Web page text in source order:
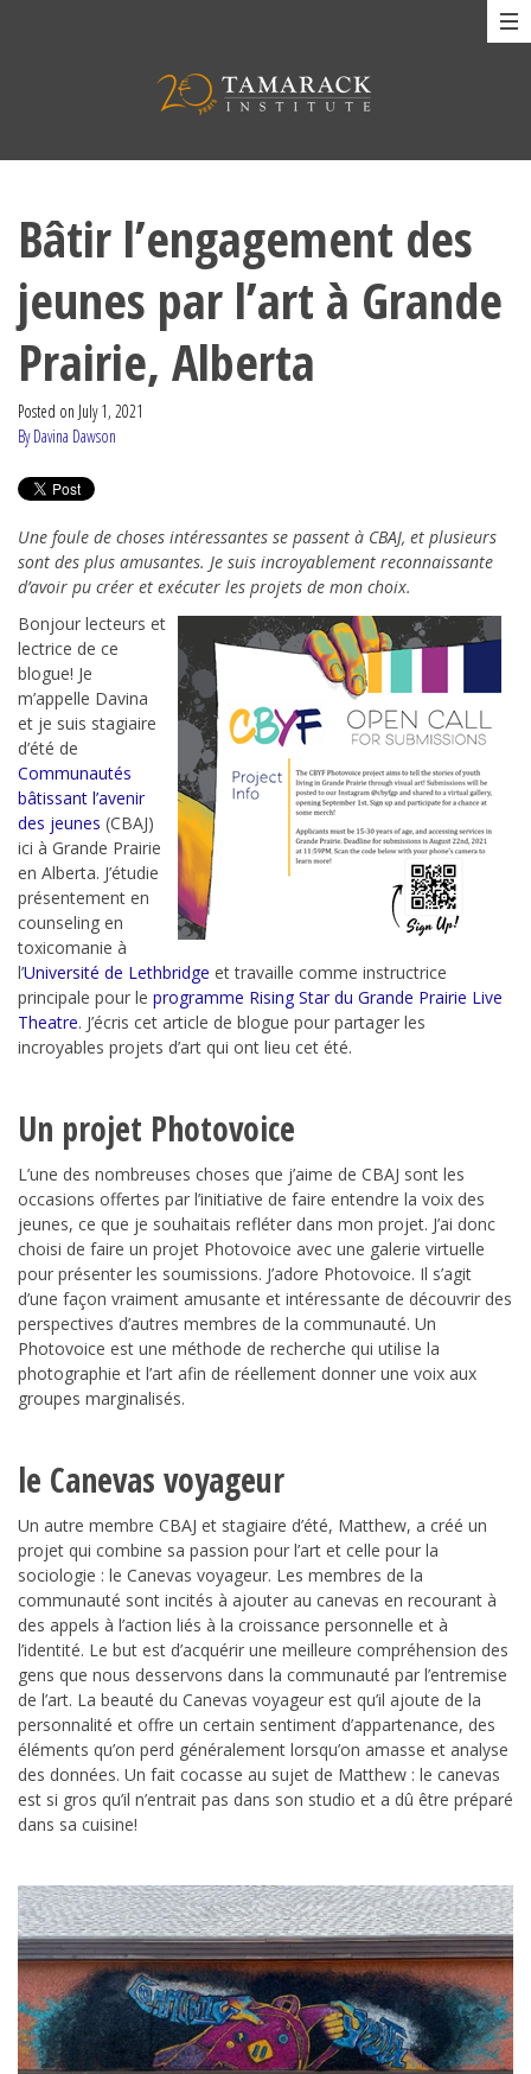
Bâtir l’engagement des
jeunes par l’art à Grande
Prairie, Alberta
Posted on July 1, 2021
By Davina Dawson
Une foule de choses intéressantes se passent à CBAJ, et plusieurs
sont des plus amusantes. Je suis incroyablement reconnaissante
d’avoir pu créer et exécuter les projets de mon choix.
Bonjour lecteurs et
lectrice de ce
blogue! Je
m’appelle Davina
et je suis stagiaire
d’été de
Communautés
bâtissant l’avenir
des jeunes (CBAJ)
ici à Grande Prairie
en Alberta. J’étudie
présentement en
counseling en
toxicomanie à
l’Université de Lethbridge et travaille comme instructrice
principale pour le programme Rising Star du Grande Prairie Live
Theatre. J’écris cet article de blogue pour partager les
incroyables projets d’art qui ont lieu cet été.
Un projet Photovoice
L’une des nombreuses choses que j’aime de CBAJ sont les
occasions offertes par l’initiative de faire entendre la voix des
jeunes, ce que je souhaitais refléter dans mon projet. J’ai donc
choisi de faire un projet Photovoice avec une galerie virtuelle
pour présenter les soumissions. J’adore Photovoice. Il s’agit
d’une façon vraiment amusante et intéressante de découvrir des
perspectives d’autres membres de la communauté. Un
Photovoice est une méthode de recherche qui utilise la
photographie et l’art afin de réellement donner une voix aux
groupes marginalisés.
le Canevas voyageur
Un autre membre CBAJ et stagiaire d’été, Matthew, a créé un
projet qui combine sa passion pour l’art et celle pour la
sociologie : le Canevas voyageur. Les membres de la
communauté sont incités à ajouter au canevas en recourant à
des appels à l’action liés à la croissance personnelle et à
l’identité. Le but est d’acquérir une meilleure compréhension des
gens que nous desservons dans la communauté par l’entremise
de l’art. La beauté du Canevas voyageur est qu’il ajoute de la
personnalité et offre un certain sentiment d’appartenance, des
éléments qu’on perd généralement lorsqu’on amasse et analyse
des données. Un fait cocasse au sujet de Matthew : le canevas
est si gros qu’il n’entrait pas dans son studio et a dû être préparé
dans sa cuisine!